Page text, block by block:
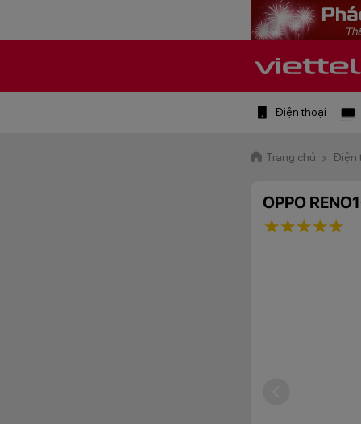
Điện thoại
Trang chủ Điện
OPPO
4
3 stars
2 stars
1 star